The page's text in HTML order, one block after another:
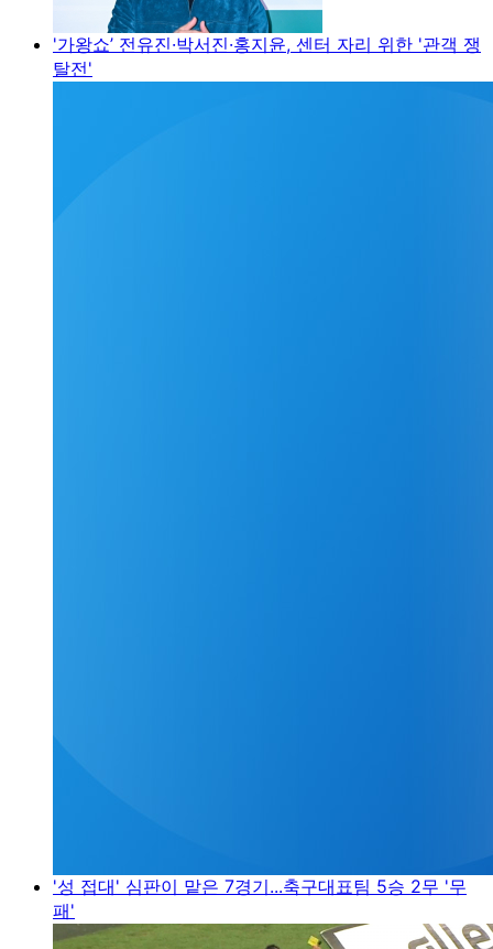
'가왕쇼’ 전유진·박서진·홍지윤, 센터 자리 위한 '관객 쟁
탈전'
'성 접대' 심판이 맡은 7경기...축구대표팀 5승 2무 '무
패'